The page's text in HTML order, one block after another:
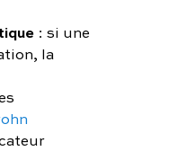
: si une
la